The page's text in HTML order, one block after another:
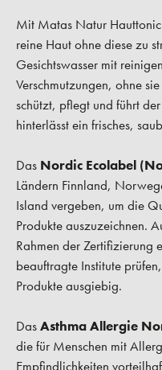
Mit Matas Natur
reine Haut ohne diese zu
Gesichtswasser mit
Verschmutzungen, ohne
schützt, pflegt und führt
hinterlässt ein frisches,
Das Nordic Ecolabel
Ländern Finnland,
Island vergeben, um die
Produkte auszuzeichnen.
Rahmen der Zertifizierung
beauftragte Institute
Produkte ausgiebig.
DasAsthma Allergie
die für Menschen mit
Empfindlichkeiten